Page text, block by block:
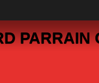
PARRAIN